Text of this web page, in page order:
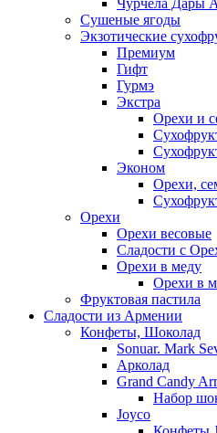
Чурчела Дары
Сушеные ягоды
Экзотические
Премиум
Гифт
Гурмэ
Экстра
Орехи и
Эконом
Орехи,
Орехи
Орехи весовые
Сладости с
Орехи в меду
Орехи в
Фруктовая пастила
Сладости из Армении
Конфеты, Шоколад
Sonuar. Mark
Арколад
Grand Candy
Набор
Joyco